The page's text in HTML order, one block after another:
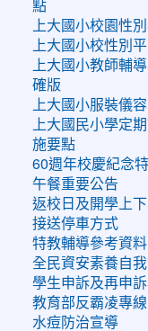
點
上大國小校園性
上大國小校性別
上大國小教師輔
確版
上大國小服裝儀
上大國民小學定
施要點
60週年校慶紀念特
午餐重要公告
返校日及開學上
接送停車方式
特教輔導參考資料
全民資安素養自
學生申訴及再申
教育部反霸凌專
水痘防治宣導